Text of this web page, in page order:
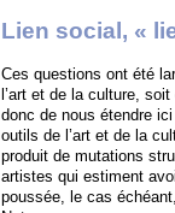
Lien social, «
Ces questions ont été
l’art et de la culture,
donc de nous étendre
outils de l’art et de la
produit de mutations
artistes qui estiment
poussée, le cas